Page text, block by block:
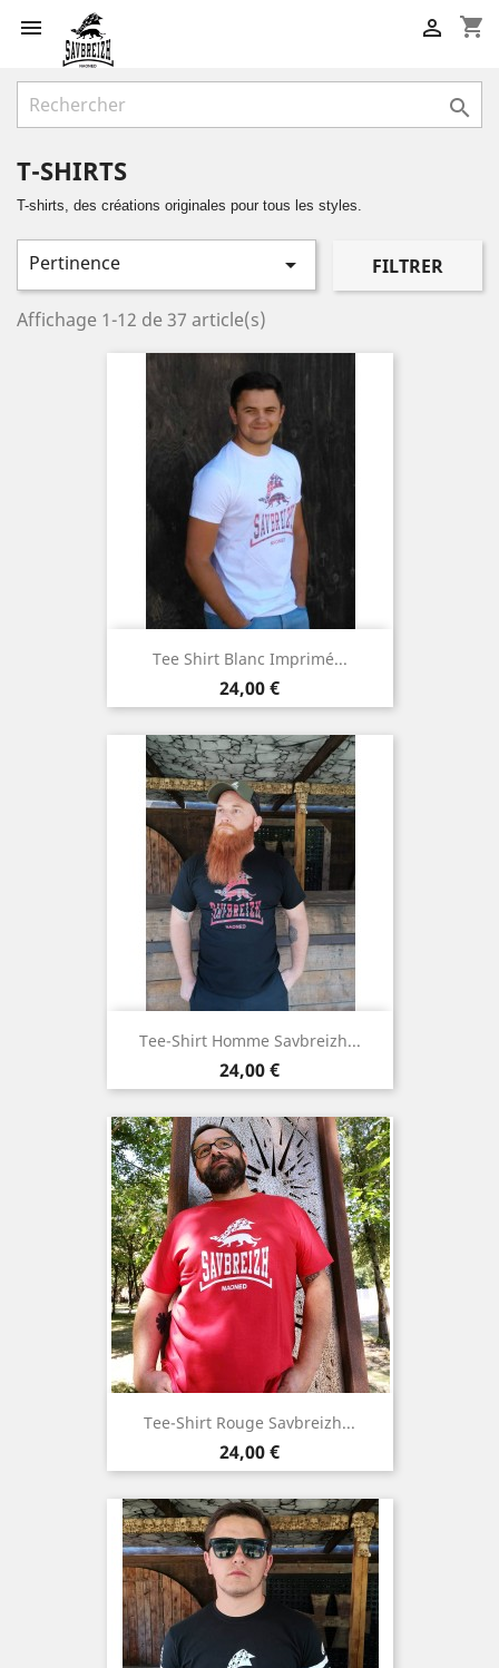
 shopping_cart


T-SHIRTS
T-shirts, des créations originales pour tous les styles.
Pertinence  FILTRER
Affichage 1-12 de 37 article(s)
Tee Shirt Blanc Imprimé...
Prix
24,00 €
Tee-Shirt Homme Savbreizh...
Prix
24,00 €
Tee-Shirt Rouge Savbreizh...
Prix
24,00 €